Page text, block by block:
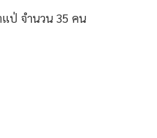
ป่ จำนวน 35 คน